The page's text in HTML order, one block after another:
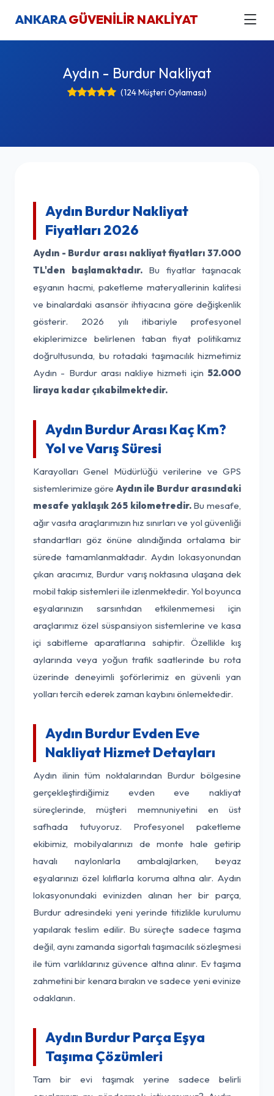
ANKARAGÜVENİLİR NAKLİYAT
Aydın - Burdur Nakliyat
(124 Müşteri Oylaması)
Aydın Burdur Nakliyat
Fiyatları 2026
Aydın - Burdur arası nakliyat fiyatları 37.000
TL'den başlamaktadır.Bu fiyatlar taşınacak
eşyanın hacmi, paketleme materyallerinin kalitesi
ve binalardaki asansör ihtiyacına göre değişkenlik
gösterir. 2026 yılı itibariyle profesyonel
ekiplerimizce belirlenen taban fiyat politikamız
doğrultusunda, bu rotadaki taşımacılık hizmetimiz
Aydın - Burdur arası nakliye hizmeti için 52.000
liraya kadar çıkabilmektedir.
Aydın Burdur Arası Kaç Km?
Yol ve Varış Süresi
Karayolları Genel Müdürlüğü verilerine ve GPS
sistemlerimize göre Aydın ile Burdur arasındaki
mesafe yaklaşık 265 kilometredir.Bu mesafe,
ağır vasıta araçlarımızın hız sınırları ve yol güvenliği
standartları göz önüne alındığında ortalama bir
sürede tamamlanmaktadır. Aydın lokasyonundan
çıkan aracımız, Burdur varış noktasına ulaşana dek
mobil takip sistemleri ile izlenmektedir. Yol boyunca
eşyalarınızın sarsıntıdan etkilenmemesi için
araçlarımız özel süspansiyon sistemlerine ve kasa
içi sabitleme aparatlarına sahiptir. Özellikle kış
aylarında veya yoğun trafik saatlerinde bu rota
üzerinde deneyimli şoförlerimiz en güvenli yan
yolları tercih ederek zaman kaybını önlemektedir.
Aydın Burdur Evden Eve
Nakliyat Hizmet Detayları
Aydın ilinin tüm noktalarından Burdur bölgesine
gerçekleştirdiğimiz evden eve nakliyat
süreçlerinde, müşteri memnuniyetini en üst
safhada tutuyoruz. Profesyonel paketleme
ekibimiz, mobilyalarınızı de monte hale getirip
havalı naylonlarla ambalajlarken, beyaz
eşyalarınızı özel kılıflarla koruma altına alır. Aydın
lokasyonundaki evinizden alınan her bir parça,
Burdur adresindeki yeni yerinde titizlikle kurulumu
yapılarak teslim edilir. Bu süreçte sadece taşıma
değil, aynı zamanda sigortalı taşımacılık sözleşmesi
ile tüm varlıklarınız güvence altına alınır. Ev taşıma
zahmetini bir kenara bırakın ve sadece yeni evinize
odaklanın.
Aydın Burdur Parça Eşya
Taşıma Çözümleri
Tam bir evi taşımak yerine sadece belirli